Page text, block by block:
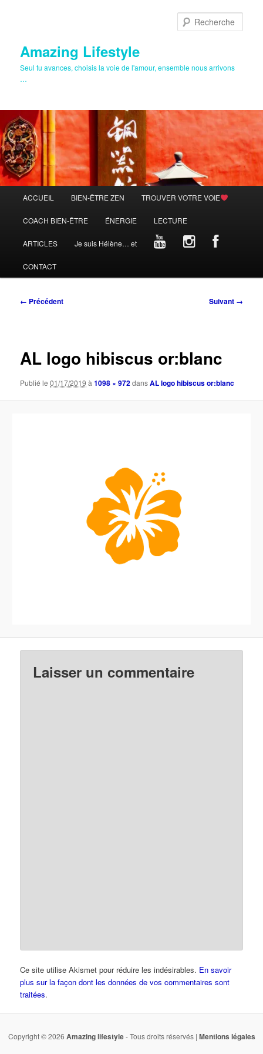
Amazing Lifestyle
Seul tu avances, choisis la voie de l'amour, ensemble nous arrivons
…
principal
ACCUEIL BIEN-ÊTRE ZEN TROUVER VOTRE VOIE
COACH BIEN-ÊTRE ÉNERGIE LECTURE
ARTICLES Je suis Hélène… et
CONTACT
Navigation
← Précédent Suivant →
AL logo hibiscus or:blanc
Publié le01/17/2019 à1098 × 972dansAL logo hibiscus or:blanc
Laisser un commentaire
Ce site utilise Akismet pour réduire les indésirables. En savoir
plus sur la façon dont les données de vos commentaires sont
traitées.
Copyright © 2026 Amazing lifestyle- Tous droits réservés | Mentions légales